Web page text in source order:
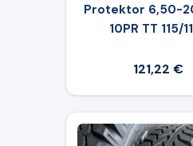
Protektor 6,50-
10PR TT 115/
121,22 €